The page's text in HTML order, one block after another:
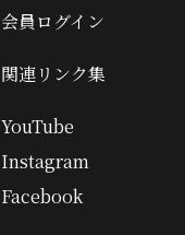
会員ログイン
関連リンク集
YouTube
Instagram
Facebook